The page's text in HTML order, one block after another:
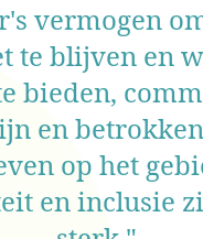
vermogen
te blijven en
bieden,
en
op het
en inclusie